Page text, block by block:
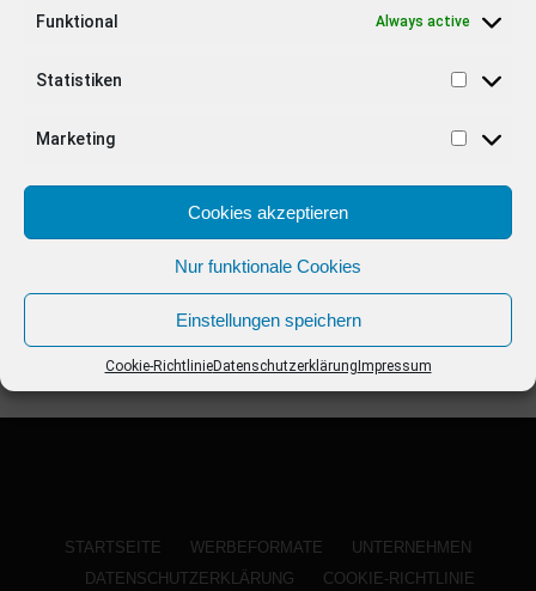
Funktional Always active
Statistiken
Marketing
Cookies akzeptieren
Nur funktionale Cookies
Einstellungen speichern
Cookie-RichtlinieDatenschutzerklärung Impressum
STARTSEITE WERBEFORMATE
UNTERNEHMEN
DATENSCHUTZERKLÄRUNG
COOKIE-RICHTLINIE